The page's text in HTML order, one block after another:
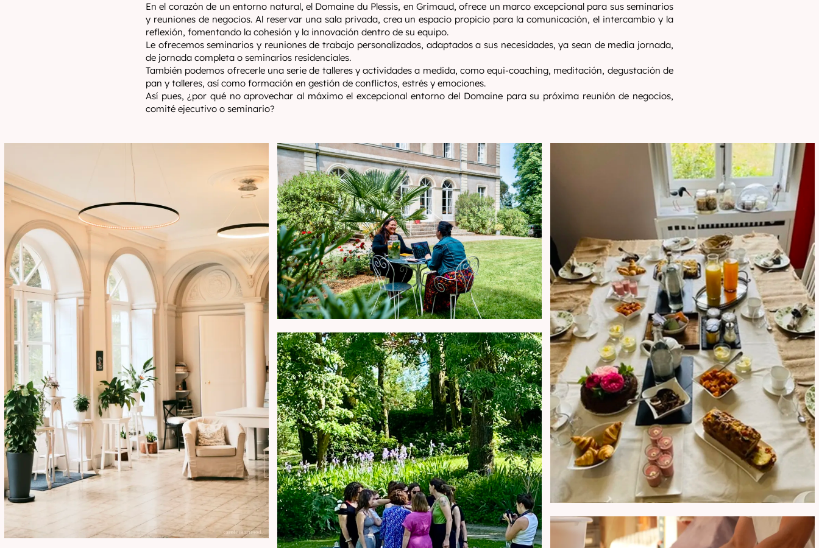
En el corazón de un entorno natural, el Domaine du Plessis, en Grimaud, ofrece un marco excepcional para sus seminarios
y reuniones de negocios. Al reservar una sala privada, crea un espacio propicio para la comunicación, el intercambio y la
reflexión, fomentando la cohesión y la innovación dentro de su equipo.
Le ofrecemos seminarios y reuniones de trabajo personalizados, adaptados a sus necesidades, ya sean de media jornada,
de jornada completa o seminarios residenciales.
También podemos ofrecerle una serie de talleres y actividades a medida, como equi-coaching, meditación, degustación de
pan y talleres, así como formación en gestión de conflictos, estrés y emociones.
Así pues, ¿por qué no aprovechar al máximo el excepcional entorno del Domaine para su próxima reunión de negocios,
comité ejecutivo o seminario?